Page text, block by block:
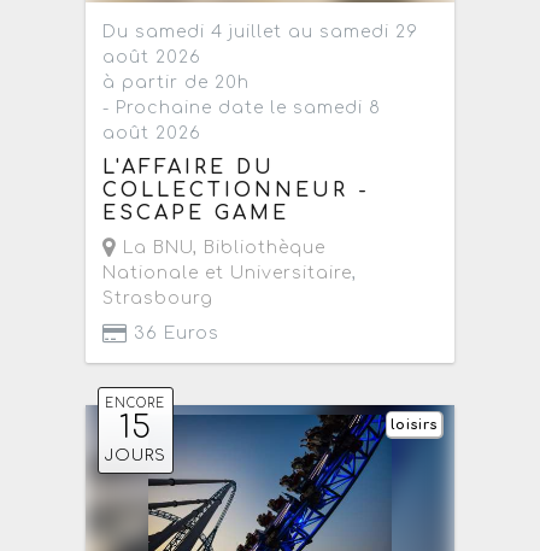
Du samedi 4 juillet au samedi 29
août 2026
à partir de 20h
- Prochaine date le samedi 8
août 2026
L'AFFAIRE DU
COLLECTIONNEUR -
ESCAPE GAME
La BNU, Bibliothèque
Nationale et Universitaire,
Strasbourg
36 Euros
ENCORE
15
JOURS
loisirs